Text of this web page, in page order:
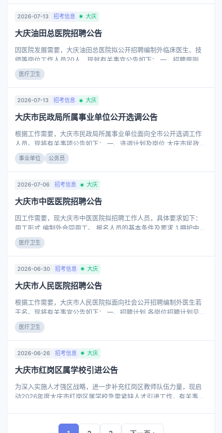
具有正常履行职责的身体条件和心理素质，符合国家公务员录用体
检标准。 (二) 岗位条件： 1.具有教师资格证。对暂未取得教师资格
生教师职业能力证书》的人员，可报考该岗位。 2.有相应学制的毕
作安排和调整。 (三)
2026-07-13 招考信息 大庆
大庆油田总医院招聘公告
因医院发展需要，大庆油田总医院拟公开招聘编制外临床医生、技
师等岗位工作人员20人，现就有关事宜公告如下： 一、招聘原则 坚
持德才兼备，贯彻“公开、公平、公正、平等、竞争、择优录取”的原
则。 二、招聘岗位 具体岗位见附件1。 三、报名条件 （一）基本条
件 1.拥护中国共产党的领导，具有爱国、敬业、诚信、友善的社会
主义核心价值观，遵守国家法律法规和医院相关制度；具有良好的
认真履行岗位职责，具备良好的身体素质和心理素质，符合岗位所
需的能力条件；熟悉本岗位的技术标准和规范；责任心强，有较强
的团队意识；具有良好的沟通协调能力。 3.
医疗卫生
2026-07-13 招考信息 大庆
大庆市民政局所属事业单位公开选调公告
根据工作需要，大庆市民政局所属事业单位面向全市公开选调工作
人员。现将有关事项公告如下： 一、选调计划及岗位 大庆市民政局
所属事业单位市儿童救助保护中心（市儿童福利院）、市救助申请
家庭经济状况核对中心公开选调工作人员2名，具体岗位和要求详见
《大庆市民政局所属事业单位2026年公开选调工作人员岗位计划
表》（附件1） 二、选调范围 全市范围内（包括县、区）的各级机
1.具有中华人民共和国国籍； 2.政治立场坚定、政治素质过硬，深
刻领悟“两个确立”的决定性意义，增强“四个意识”、坚定“四个自
信”、做到“两个维护”； 3.
事业单位 公务员
2026-07-06 招考信息 大庆
大庆市中医医院招聘公告
因工作需要，现大庆市中医医院拟招聘工作人员，具体要求如下：
用工形式 编制外合同用工。 报名人员的基本条件及要求 1.拥护中国
共产党的领导，具有爱国、敬业、诚信、友善的社会主义核心价值
观，遵守国家法律法规和医院相关制度。具有良好的品行和职业道
德，无违法乱纪行为。 2.身体健康，认真履行岗位职责，具备良好
的身体素质和心理素质，符合岗位所需的能力条件，熟悉本岗位的
正，无违法或不诚信记录，无犯罪嫌疑或前科;身体表面无纹身、烟
计算截止日期为招聘公告发布之日。 报名时间及方式 1.
医疗卫生
2026-06-30 招考信息 大庆
大庆市人民医院招聘公告
根据工作需要，大庆市人民医院拟面向社会公开招聘编制外医生若
干名。现将有关事宜公告如下： 一、招聘计划 各岗位招聘计划见附
件1《大庆市人民医院2026年自主招聘医生岗位计划表》。 二、招
聘条件 （一）基本条件 1.具有中华人民共和国国籍。 2.遵守宪法和
法律，具有良好的品行、职业道德和社会公德。 3.具有正常履行职
责的身体条件、心理素质。 4.服从医院对岗位的安排和调整。
件。除急诊科医生岗外，其他岗位均要求统招本科及以上学历和相
历条件见附件1. 3.资格条件。
医疗卫生
2026-06-26 招考信息 大庆
大庆市红岗区属学校引进公告
为深入实施人才强区战略，进一步补充红岗区教师队伍力量，现启
动2026年度大庆市红岗区属学校急需紧缺人才引进工作，有关事宜
位、数量和要求详见《2026年度大庆市红岗区属学校急需紧缺人才
引进计划表》（附件1）。 二、引进条件 （一）基本条件 1. 具有中